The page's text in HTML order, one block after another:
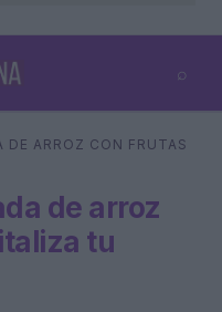
⌕
⌕ ×
DE ARROZ CON FRUTAS
de arroz
tu